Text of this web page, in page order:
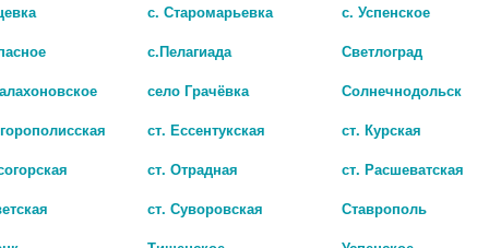
с. Старомарьевка
с. Успенское
с.Пелагиада
Светлоград
село Грачёвка
Солнечнодольск
ст. Ессентукская
ст. Курская
ст. Отрадная
ст. Расшеватская
ст. Суворовская
Ставрополь